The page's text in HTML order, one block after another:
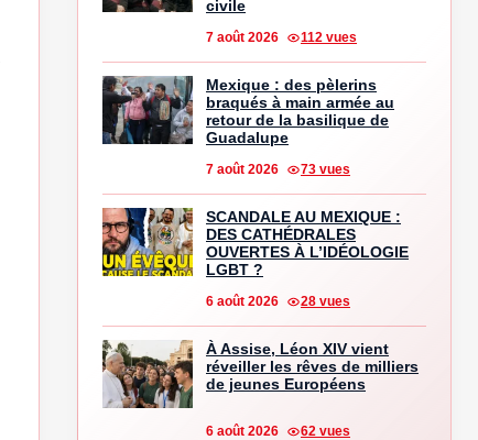
civile
7 août 2026 112 vues
Mexique : des pèlerins
braqués à main armée au
retour de la basilique de
Guadalupe
7 août 2026 73 vues
SCANDALE AU MEXIQUE :
DES CATHÉDRALES
OUVERTES À L’IDÉOLOGIE
LGBT ?
6 août 2026 28 vues
À Assise, Léon XIV vient
réveiller les rêves de milliers
de jeunes Européens
6 août 2026 62 vues